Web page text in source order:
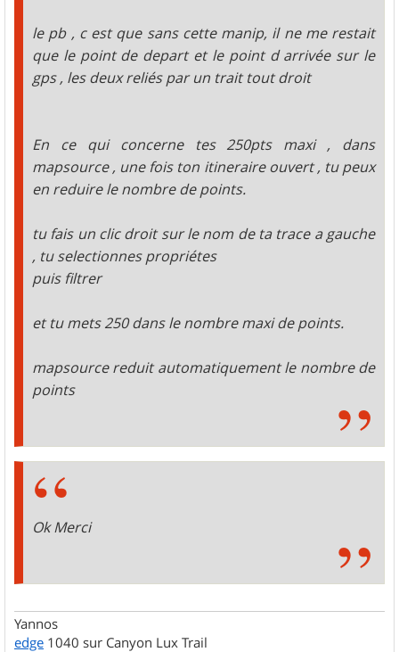
le pb , c est que sans cette manip, il ne me restait
que le point de depart et le point d arrivée sur le
gps , les deux reliés par un trait tout droit
En ce qui concerne tes 250pts maxi , dans
mapsource , une fois ton itineraire ouvert , tu peux
en reduire le nombre de points.
tu fais un clic droit sur le nom de ta trace a gauche
, tu selectionnes propriétes
puis filtrer
et tu mets 250 dans le nombre maxi de points.
mapsource reduit automatiquement le nombre de
points
Ok Merci
Yannos
edge 1040 sur Canyon Lux Trail